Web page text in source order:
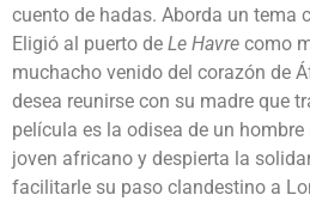
cuento de hadas. Aborda un tema
Eligió al puerto de Le Havre como
muchacho venido del corazón de
desea reunirse con su madre que
película es la odisea de un hombre
joven africano y despierta la
facilitarle su paso clandestino a